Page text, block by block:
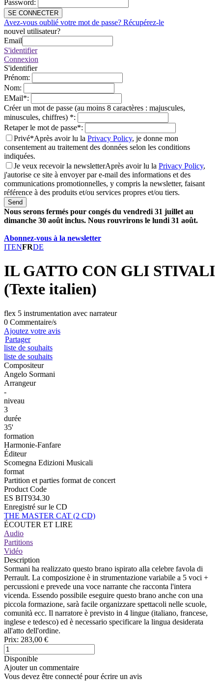
Password:
SE CONNECTER
Avez-vous oublié votre mot de passe? Récupérez-le
nouvel utilisateur?
Email
S'identifier
Connexion
S'identifier
Prénom:
Nom:
EMail*:
Créer un mot de passe (au moins 8 caractères : majuscules,
minuscules, chiffres) *:
Retaper le mot de passe*:
Privé*Après avoir lu la Privacy Policy, je donne mon
consentement au traitement des données selon les conditions
indiquées.
Je veux recevoir la newsletterAprès avoir lu la Privacy Policy,
j'autorise ce site à envoyer par e-mail des informations et des
communications promotionnelles, y compris la newsletter, faisant
référence à des produits et/ou services propres et/ou tiers.
Send
Nous serons fermés pour congés du vendredi 31 juillet au
dimanche 30 août inclus. Nous rouvrirons le lundi 31 août.
Abonnez-vous à la newsletter
ITENFRDE
IL GATTO CON GLI STIVALI
(Texte italien)
flex 5 instrumentation avec narrateur
0 Commentaire/s
Ajoutez votre avis
Partager
liste de souhaits
liste de souhaits
Compositeur
Angelo Sormani
Arrangeur
-
niveau
3
durée
35'
formation
Harmonie-Fanfare
Éditeur
Scomegna Edizioni Musicali
format
Partition et parties format de concert
Product Code
ES BIT934.30
Enregistré sur le CD
THE MASTER CAT (2 CD)
ÉCOUTER ET LIRE
Audio
Partitions
Vidéo
Description
Sormani ha realizzato questo brano ispirato alla celebre favola di
Perrault. La composizione è in strumentazione variabile a 5 voci +
percussioni e prevede una voce narrante che racconta l'intera
vicenda. Essendo possibile eseguire questo brano anche con una
piccola formazione, sarà facile organizzare spettacoli nelle scuole,
comunità ecc. Il narratore è previsto in 4 lingue (italiano, francese,
inglese e tedesco) ed è necessario specificare la lingua desiderata
all'atto dell'ordine.
Prix: 283,00 €
Disponible
Ajouter un commentaire
Vous devez être connecté pour écrire un avis